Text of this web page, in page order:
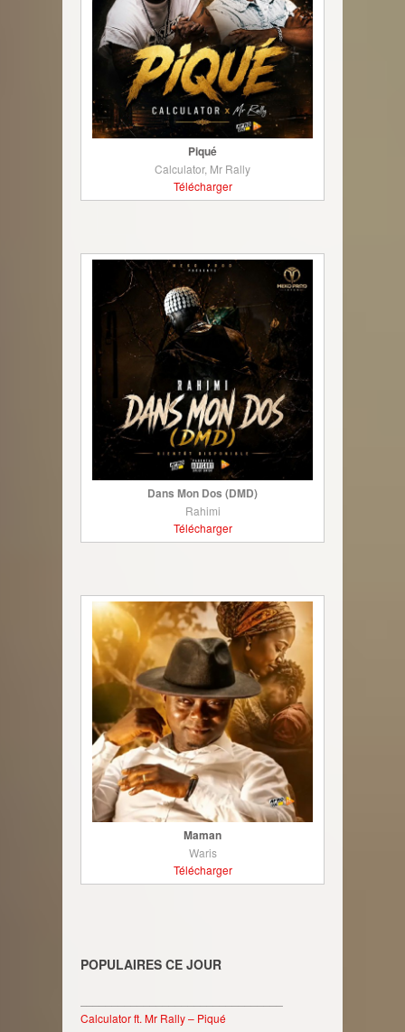
Piqué
Calculator, Mr Rally
Télécharger
Dans Mon Dos (DMD)
Rahimi
Télécharger
Maman
Waris
Télécharger
POPULAIRES CE JOUR
Calculator ft. Mr Rally – Piqué